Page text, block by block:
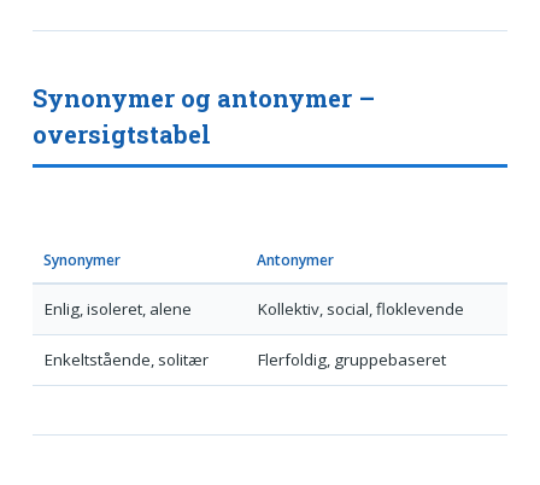
Synonymer og antonymer –
oversigtstabel
Synonymer Antonymer
Enlig, isoleret, alene Kollektiv, social, floklevende
Enkeltstående, solitær Flerfoldig, gruppebaseret